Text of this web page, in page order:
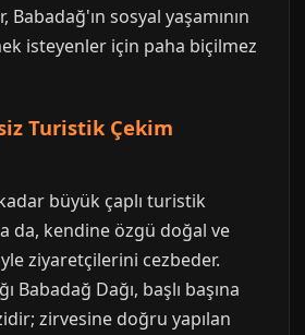
Babadağ'ın sosyal yaşamının
isteyenler için paha biçilmez
Turistik Çekim
büyük çaplı turistik
da, kendine özgü doğal ve
ziyaretçilerini cezbeder.
Babadağ Dağı, başlı başına
zirvesine doğru yapılan